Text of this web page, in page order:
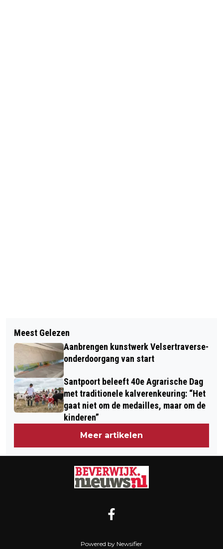
DOE-WEER-MEE-KARAVAAN REIST AF
NAAR LANDGOED RORIK
KENTER JEUGDHULP OP ZOEK NAAR
PLEEGGEZINNEN
Meest Gelezen
Aanbrengen kunstwerk Velsertraverse-
onderdoorgang van start
Santpoort beleeft 40e Agrarische Dag
met traditionele kalverenkeuring: “Het
gaat niet om de medailles, maar om de
kinderen”
Meer artikelen
Powered by Newsifier